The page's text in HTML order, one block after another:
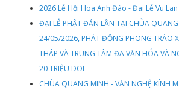
2026 Lễ Hội Hoa Anh Đào - Đai Lễ Vu Lan
ĐẠI LỄ PHẬT ĐẢN LẦN TẠI CHÙA
24/05/2026, PHÁT ĐỘNG PHONG TRÀO
THÁP VÀ TRUNG TÂM ĐA VĂN HÓA VÀ
20 TRIỆU DOL
CHÙA QUANG MINH - VĂN NGHỆ KÍNH